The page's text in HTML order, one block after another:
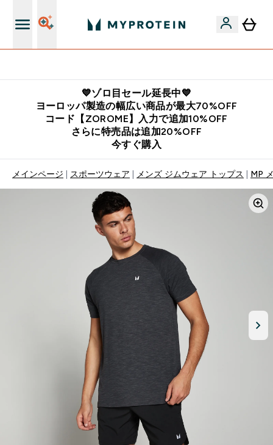
💙ゾロ目セール延長中💙
ヨーロッパ製造の幅広い商品が最大70%OFF
コード【ZOROME】入力で追加10%OFF
さらに特売品は追加20%OFF
今すぐ購入
メインページ スポーツウェア メンズ ジムウェア トップス MP